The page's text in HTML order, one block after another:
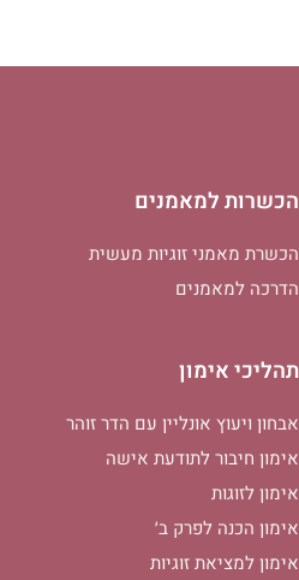
הכשרות למאמנים
הכשרת מאמני זוגיות מעשית
הדרכה למאמנים
תהליכי אימון
אבחון ויעוץ אונליין עם הדר זוהר
אימון חיבור לתודעת אישה
אימון לזוגות
אימון הכנה לפרק ב׳
אימון למציאת זוגיות